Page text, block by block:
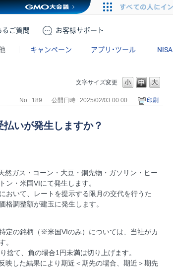
る ご質問 お客様サポート
キャンペーン アプリ・ツール NISA
文字サイズ変更
No : 189 公開日時 : 2025/02/03 00:00 印刷
いが発生しますか？
ガス・コーン・大豆・銅先物・ガソリン・ヒー
ン・米国VIにて発生します。
おいて、レートを提示する限月の交代を行うた
調整額が建玉に発生します。
定の銘柄（※米国VIのみ）については、当社がカ
。
て、負の場合1円未満は切り上げます。
した結果により期近＜期先の場合、期近＞期先